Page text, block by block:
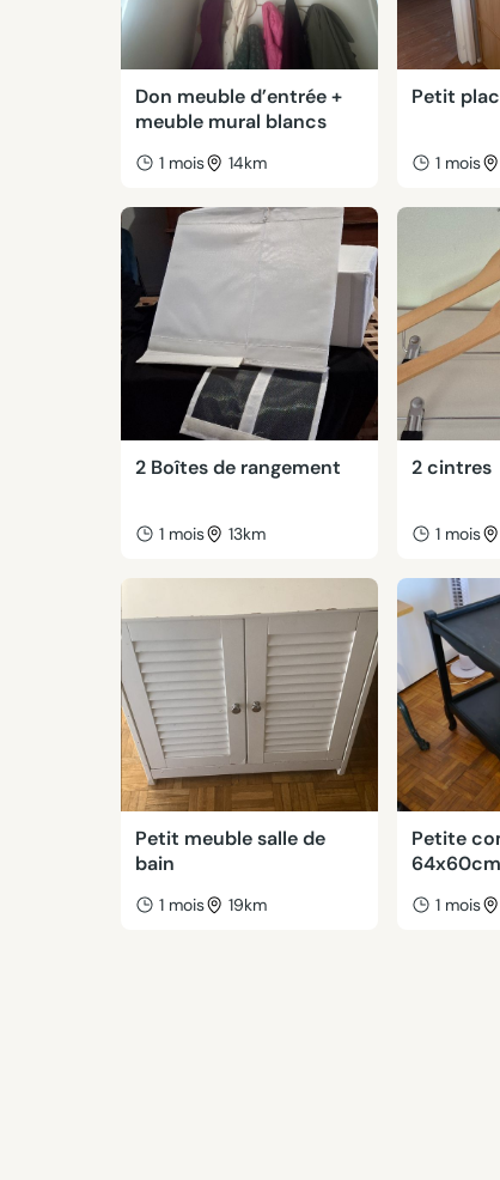
Don meuble d’entrée +
meuble mural blancs
1 mois 14km
Petit
1 mois
2 Boîtes de rangement
1 mois 13km
2 cintres
1 mois
Petit meuble salle de
bain
1 mois 19km
Petite
64x60cm
1 mois